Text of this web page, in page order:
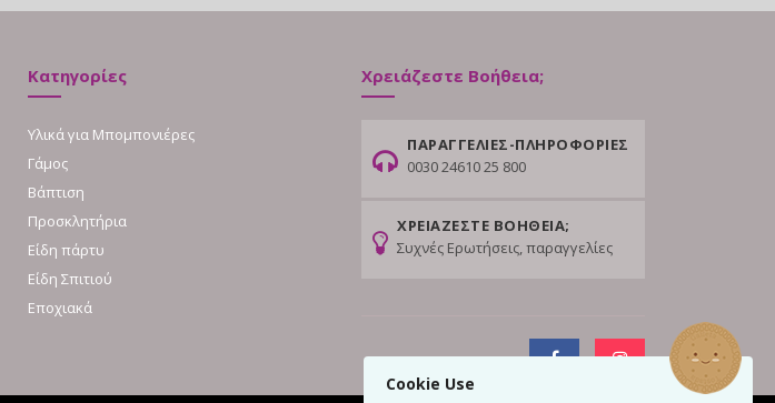
Cookie Use
Κατηγορίες
Υλικά για Μπομπονιέρες
Γάμος
Βάπτιση
Προσκλητήρια
Είδη πάρτυ
Είδη Σπιτιού
Εποχιακά
Χρειάζεστε Βοήθεια;
ΠΑΡΑΓΓΕΛΙΕΣ-ΠΛΗΡΟΦΟΡΙΕΣ
0030 24610 25 800
ΧΡΕΙΑΖΕΣΤΕ ΒΟΗΘΕΙΑ;
Συχνές Ερωτήσεις, παραγγελίες